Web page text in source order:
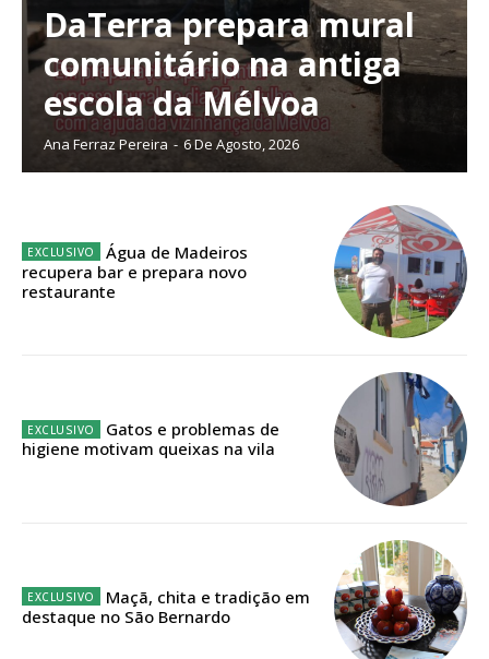
Planos de Assinatura
Faça-se assinante do Região de Cister e ajude-nos a manter este serviço
público!
Sendo assinante terá acesso a todos os conteúdos exclusivos e versões
12 meses
DaTerra prepara mural
comunitário na antiga
escola da Mélvoa
Ana Ferraz Pereira - 6 De Agosto, 2026
Água de Madeiros
recupera bar e prepara novo
restaurante
Gatos e problemas de
higiene motivam queixas na vila
Maçã, chita e tradição em
destaque no São Bernardo